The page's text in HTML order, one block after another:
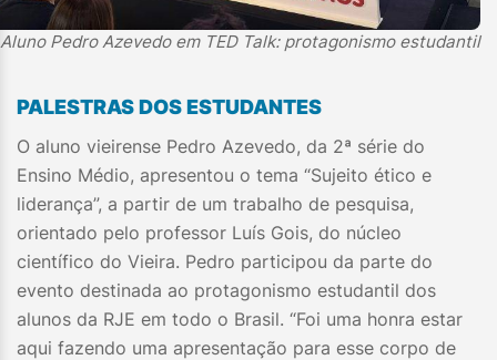
Aluno Pedro Azevedo em TED Talk: protagonismo estudantil
PALESTRAS DOS ESTUDANTES
O aluno vieirense Pedro Azevedo, da 2ª série do
Ensino Médio, apresentou o tema “Sujeito ético e
liderança”, a partir de um trabalho de pesquisa,
orientado pelo professor Luís Gois, do núcleo
científico do Vieira. Pedro participou da parte do
evento destinada ao protagonismo estudantil dos
alunos da RJE em todo o Brasil. “Foi uma honra estar
aqui fazendo uma apresentação para esse corpo de